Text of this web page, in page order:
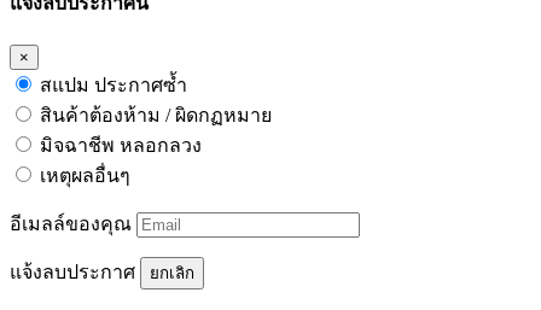
×
สแปม ประกาศซ้ำ
สินค้าต้องห้าม / ผิดกฏหมาย
มิจฉาชีพ หลอกลวง
เหตุผลอื่นๆ
อีเมลล์ของคุณ
แจ้งลบประกาศ ยกเลิก